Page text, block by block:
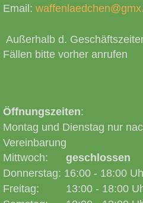
Sportwaffen
Jagdwaffen
Email:
Außerhalb d.
Fällen bitte vorher anrufen
Öffnungszeiten:
Montag und Dienstag nur
Vereinbarung
Mittwoch: geschlossen
Donnerstag: 16:00 - 18:00
Freitag: 13:00 - 18:00